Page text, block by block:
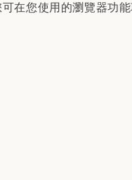
在您使用的瀏覽器功